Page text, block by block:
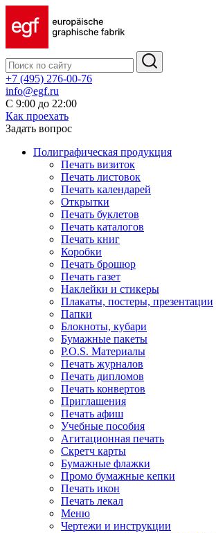
+7 (495) 276-00-76
info@egf.ru
С 9:00 до 22:00
Как проехать
Задать вопрос
Полиграфическая продукция
Печать визиток
Печать листовок
Печать календарей
Открытки
Печать буклетов
Печать каталогов
Печать книг
Коробки
Печать брошюр
Печать газет
Наклейки и стикеры
Плакаты, постеры, презентации
Папки
Блокноты, кубари
Бумажные пакеты
P.O.S. Материалы
Печать журналов
Печать дипломов
Печать конвертов
Приглашения
Печать афиш
Учебные пособия
Агитационная печать
Скретч карты
Бумажные флажки
Промо бумажные кепки
Печать икон
Печать лекал
Меню
Чертежи и инструкции